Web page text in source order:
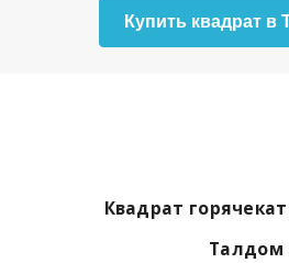
Купить квадрат в
Квадрат
Талдом